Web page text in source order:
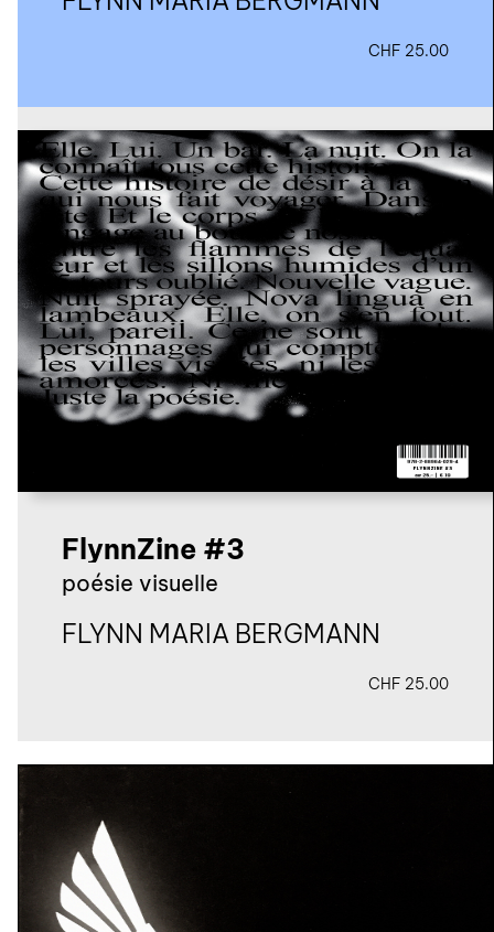
CHF 25.00
FlynnZine #3
poésie visuelle
FLYNN MARIA BERGMANN
CHF 25.00